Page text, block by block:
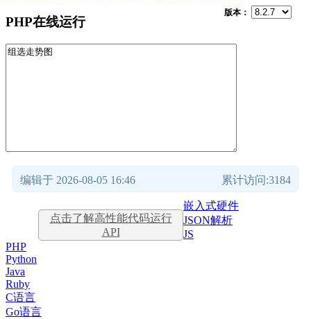
PHP在线运行
版本：
编辑于 2026-08-05 16:46 累计访问:3184
点击了解高性能代码运行
API
嵌入式硬件
JSON解析
JS
PHP
Python
Java
Ruby
C语言
Go语言